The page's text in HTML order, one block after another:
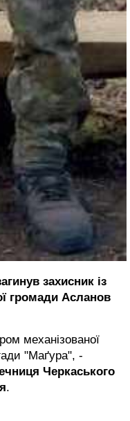
захисник із
громади Асланов
механізованої
"Маґура", -
Черкаського
.